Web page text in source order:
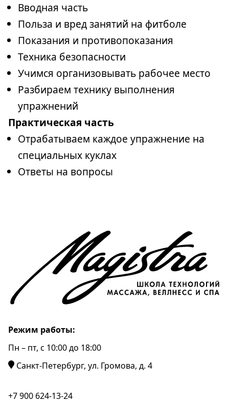
Вводная часть
Польза и вред занятий на фитболе
Показания и противопоказания
Техника безопасности
Учимся организовывать рабочее место
Разбираем технику выполнения
упражнений
Практическая часть
Отрабатываем каждое упражнение на
специальных куклах
Ответы на вопросы
Режим работы:
Пн – пт, c 10:00 до 18:00
Санкт-Петербург, ул. Громова, д. 4
+7 900 624-13-24